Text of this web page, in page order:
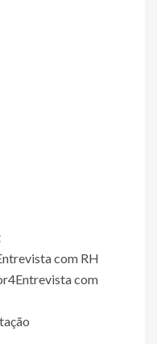
com RH
4Entrevista com